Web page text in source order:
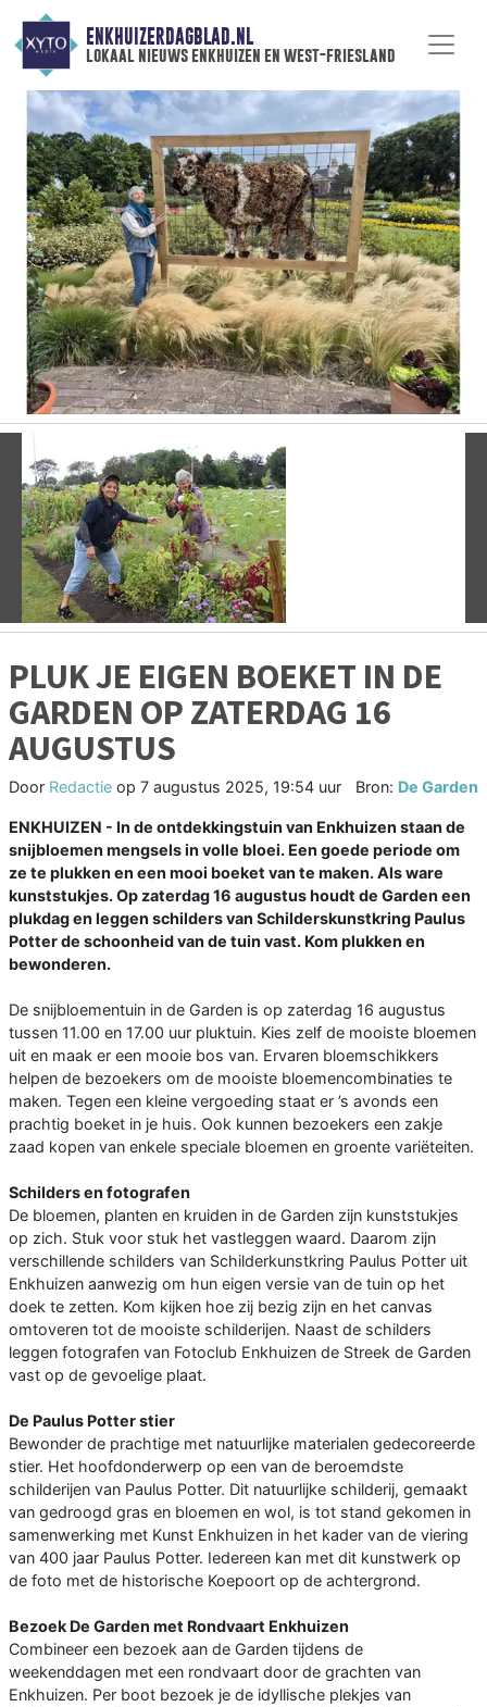
ENKHUIZERDAGBLAD.NL
lokaal nieuws enkhuizen en west-friesland
Vorige
PLUK JE EIGEN BOEKET IN DE
GARDEN OP ZATERDAG 16
AUGUSTUS
Door Redactie op 7 augustus 2025, 19:54 uur Bron: De Garden
ENKHUIZEN - In de ontdekkingstuin van Enkhuizen staan de
snijbloemen mengsels in volle bloei. Een goede periode om
ze te plukken en een mooi boeket van te maken. Als ware
kunststukjes. Op zaterdag 16 augustus houdt de Garden een
plukdag en leggen schilders van Schilderskunstkring Paulus
Potter de schoonheid van de tuin vast. Kom plukken en
bewonderen.
De snijbloementuin in de Garden is op zaterdag 16 augustus
tussen 11.00 en 17.00 uur pluktuin. Kies zelf de mooiste bloemen
uit en maak er een mooie bos van. Ervaren bloemschikkers
helpen de bezoekers om de mooiste bloemencombinaties te
maken. Tegen een kleine vergoeding staat er ’s avonds een
prachtig boeket in je huis. Ook kunnen bezoekers een zakje
zaad kopen van enkele speciale bloemen en groente variëteiten.
Schilders en fotografen
De bloemen, planten en kruiden in de Garden zijn kunststukjes
op zich. Stuk voor stuk het vastleggen waard. Daarom zijn
verschillende schilders van Schilderkunstkring Paulus Potter uit
Enkhuizen aanwezig om hun eigen versie van de tuin op het
doek te zetten. Kom kijken hoe zij bezig zijn en het canvas
omtoveren tot de mooiste schilderijen. Naast de schilders
leggen fotografen van Fotoclub Enkhuizen de Streek de Garden
vast op de gevoelige plaat.
De Paulus Potter stier
Bewonder de prachtige met natuurlijke materialen gedecoreerde
stier. Het hoofdonderwerp op een van de beroemdste
schilderijen van Paulus Potter. Dit natuurlijke schilderij, gemaakt
van gedroogd gras en bloemen en wol, is tot stand gekomen in
samenwerking met Kunst Enkhuizen in het kader van de viering
van 400 jaar Paulus Potter. Iedereen kan met dit kunstwerk op
de foto met de historische Koepoort op de achtergrond.
Bezoek De Garden met Rondvaart Enkhuizen
Combineer een bezoek aan de Garden tijdens de
weekenddagen met een rondvaart door de grachten van
Enkhuizen. Per boot bezoek je de idyllische plekjes van